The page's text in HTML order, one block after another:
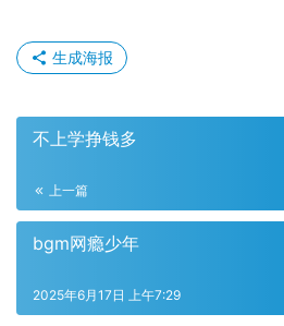
生成海报
不上学挣钱多
上一篇
bgm网瘾少年
2025年6月17日 上午7:29